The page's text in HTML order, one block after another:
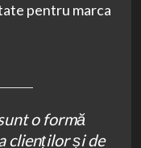
pentru marca
o formă
clienților și de